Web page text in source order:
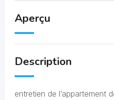
Aperçu
Description
entretien de l’appartement